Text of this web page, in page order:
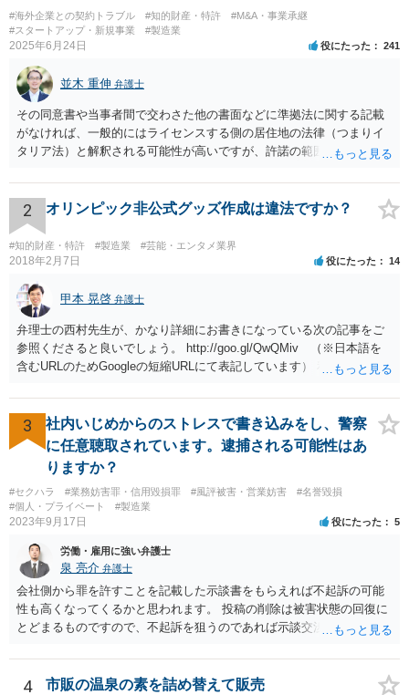
#海外企業との契約トラブル #知的財産・特許
#M&A・事業承継
#スタートアップ・新規事業
#製造業
2025年6月24日 役にたった 241
並木 重伸 弁護士
その同意書や当事者間で交わさた他の書面などに準拠法に関する記載
がなければ、一般的にはライセンスする側の居住地の法律（つまりイ
タリア法）と解釈される可能性が高いですが、許諾の範囲が日本国内
あります。 なお、仮に日本法になるとしても、新しい会社との間で契
約が有効かどうかは、ライセンスされた権利の種類（著作権、商標
権、特許権など）や契約の時期などを見て判断する必要があります。
いずれにせよ具体的事情が分からないと確定的な回答は難しいと思わ
れますので、弁護士に直接相談されることをお勧めします。
2 オリンピック非公式グッズ作成は違法ですか？
#知的財産・特許 #製造業 #芸能・エンタメ業界
2018年2月7日 役にたった 14
甲本 晃啓 弁護士
弁理士の西村先生が、かなり詳細にお書きになっている次の記事をご
参照くださると良いでしょう。 http://goo.gl/QwQMiv （※日本語を
含むURLのためGoogleの短縮URLにて表記しています） 私も同先生と
とも不正競争防止法上の問題は生じうると思います。
3
社内いじめからのストレスで書き込みをし、警察
に任意聴取されています。逮捕される可能性はあ
りますか？
#セクハラ #業務妨害罪・信用毀損罪 #風評被害・営業妨害
#名誉毀損
#個人・プライベート
#製造業
2023年9月17日 役にたった 5
労働・雇用に強い弁護士
泉 亮介 弁護士
会社側から罪を許すことを記載した示談書をもらえれば不起訴の可能
性も高くなってくるかと思われます。 投稿の削除は被害状態の回復に
とどまるものですので、不起訴を狙うのであれば示談交渉はされた方
4 市販の温泉の素を詰め替えて販売